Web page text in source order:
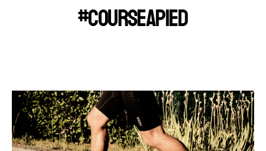
#COURSEAPIED